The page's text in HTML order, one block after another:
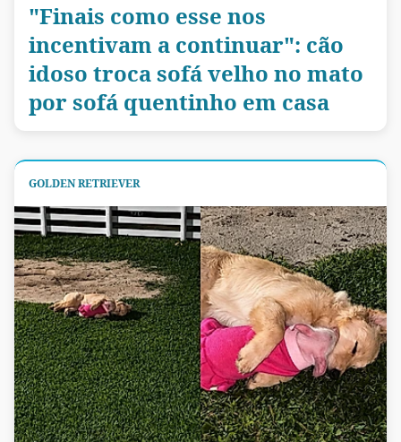
"Finais como esse nos
incentivam a continuar": cão
idoso troca sofá velho no mato
por sofá quentinho em casa
GOLDEN RETRIEVER